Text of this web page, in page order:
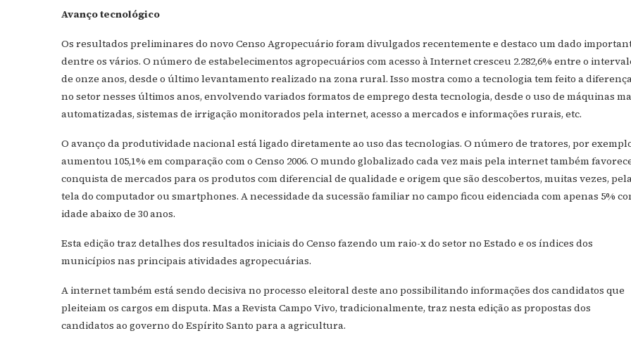
Avanço tecnológico
Os resultados preliminares do novo Censo Agropecuário foram divulgados recentemente e destaco um dado
dentre os vários. O número de estabelecimentos agropecuários com acesso à Internet cresceu 2.282,6% entre o
de onze anos, desde o último levantamento realizado na zona rural. Isso mostra como a tecnologia tem feito a
no setor nesses últimos anos, envolvendo variados formatos de emprego desta tecnologia, desde o uso de máquinas
automatizadas, sistemas de irrigação monitorados pela internet, acesso a mercados e informações rurais, etc.
O avanço da produtividade nacional está ligado diretamente ao uso das tecnologias. O número de tratores, por
aumentou 105,1% em comparação com o Censo 2006. O mundo globalizado cada vez mais pela internet também
conquista de mercados para os produtos com diferencial de qualidade e origem que são descobertos, muitas vezes,
tela do computador ou smartphones. A necessidade da sucessão familiar no campo ficou eidenciada com apenas 5%
idade abaixo de 30 anos.
Esta edição traz detalhes dos resultados iniciais do Censo fazendo um raio-x do setor no Estado e os índices dos
municípios nas principais atividades agropecuárias.
A internet também está sendo decisiva no processo eleitoral deste ano possibilitando informações dos candidatos que
pleiteiam os cargos em disputa. Mas a Revista Campo Vivo, tradicionalmente, traz nesta edição as propostas dos
candidatos ao governo do Espírito Santo para a agricultura.